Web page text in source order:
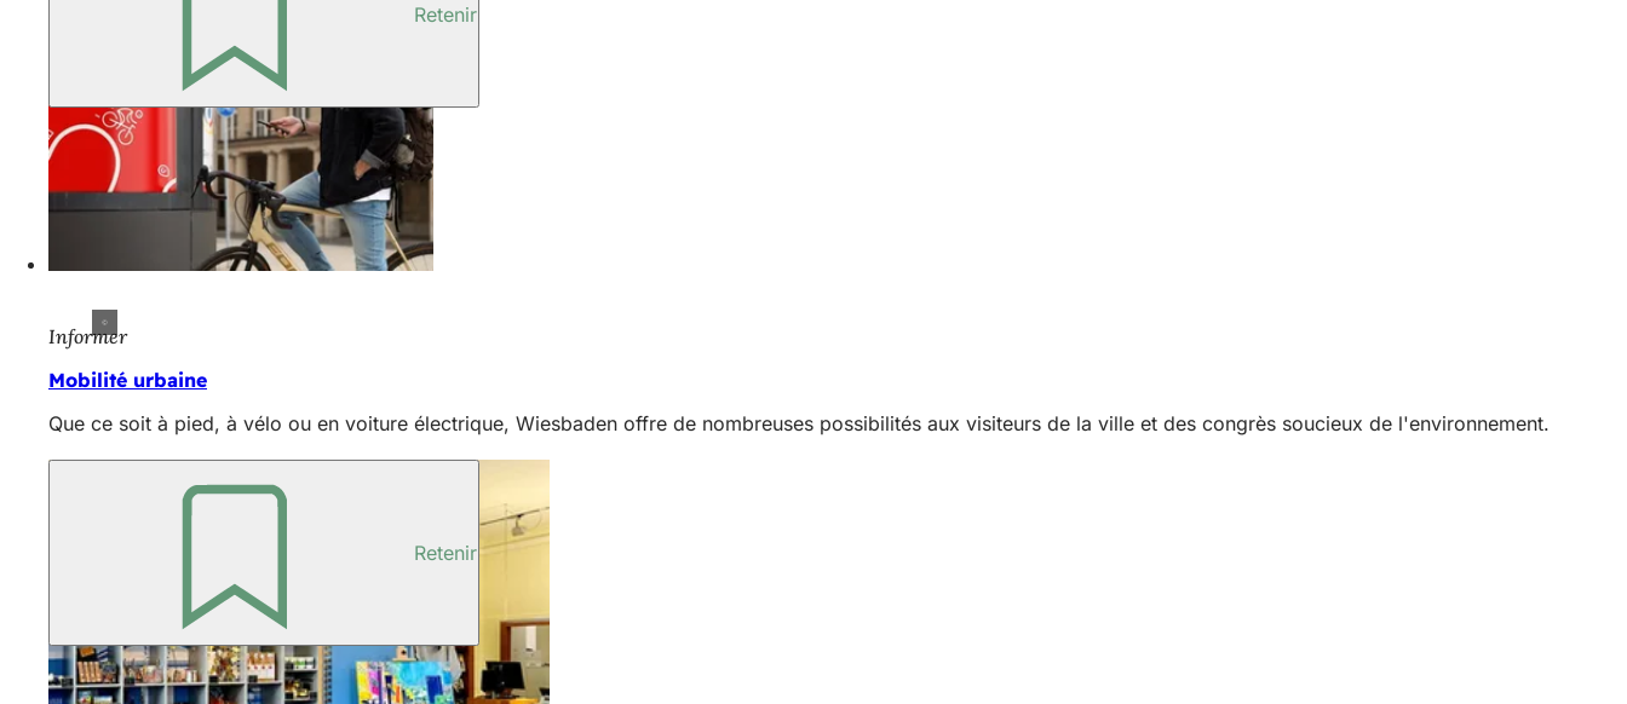
Retenir
Informer
Mobilité urbaine
Que ce soit à pied, à vélo ou en voiture électrique, Wiesbaden offre de nombreuses possibilités aux visiteurs de la ville et des congrès soucieux de l'environnement.
Retenir